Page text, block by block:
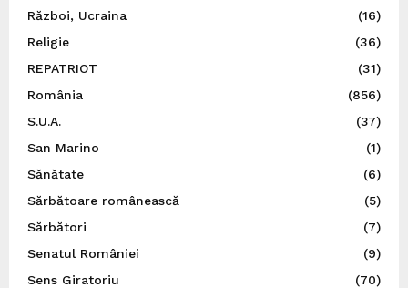
Război, Ucraina
(16)
Religie
(36)
REPATRIOT
(31)
România
(856)
S.U.A.
(37)
San Marino
(1)
Sănătate
(6)
Sărbătoare românească
(5)
Sărbători
(7)
Senatul României
(9)
Sens Giratoriu
(70)